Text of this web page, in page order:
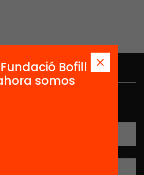
iniciativas y proyectos para
Bofill
somos